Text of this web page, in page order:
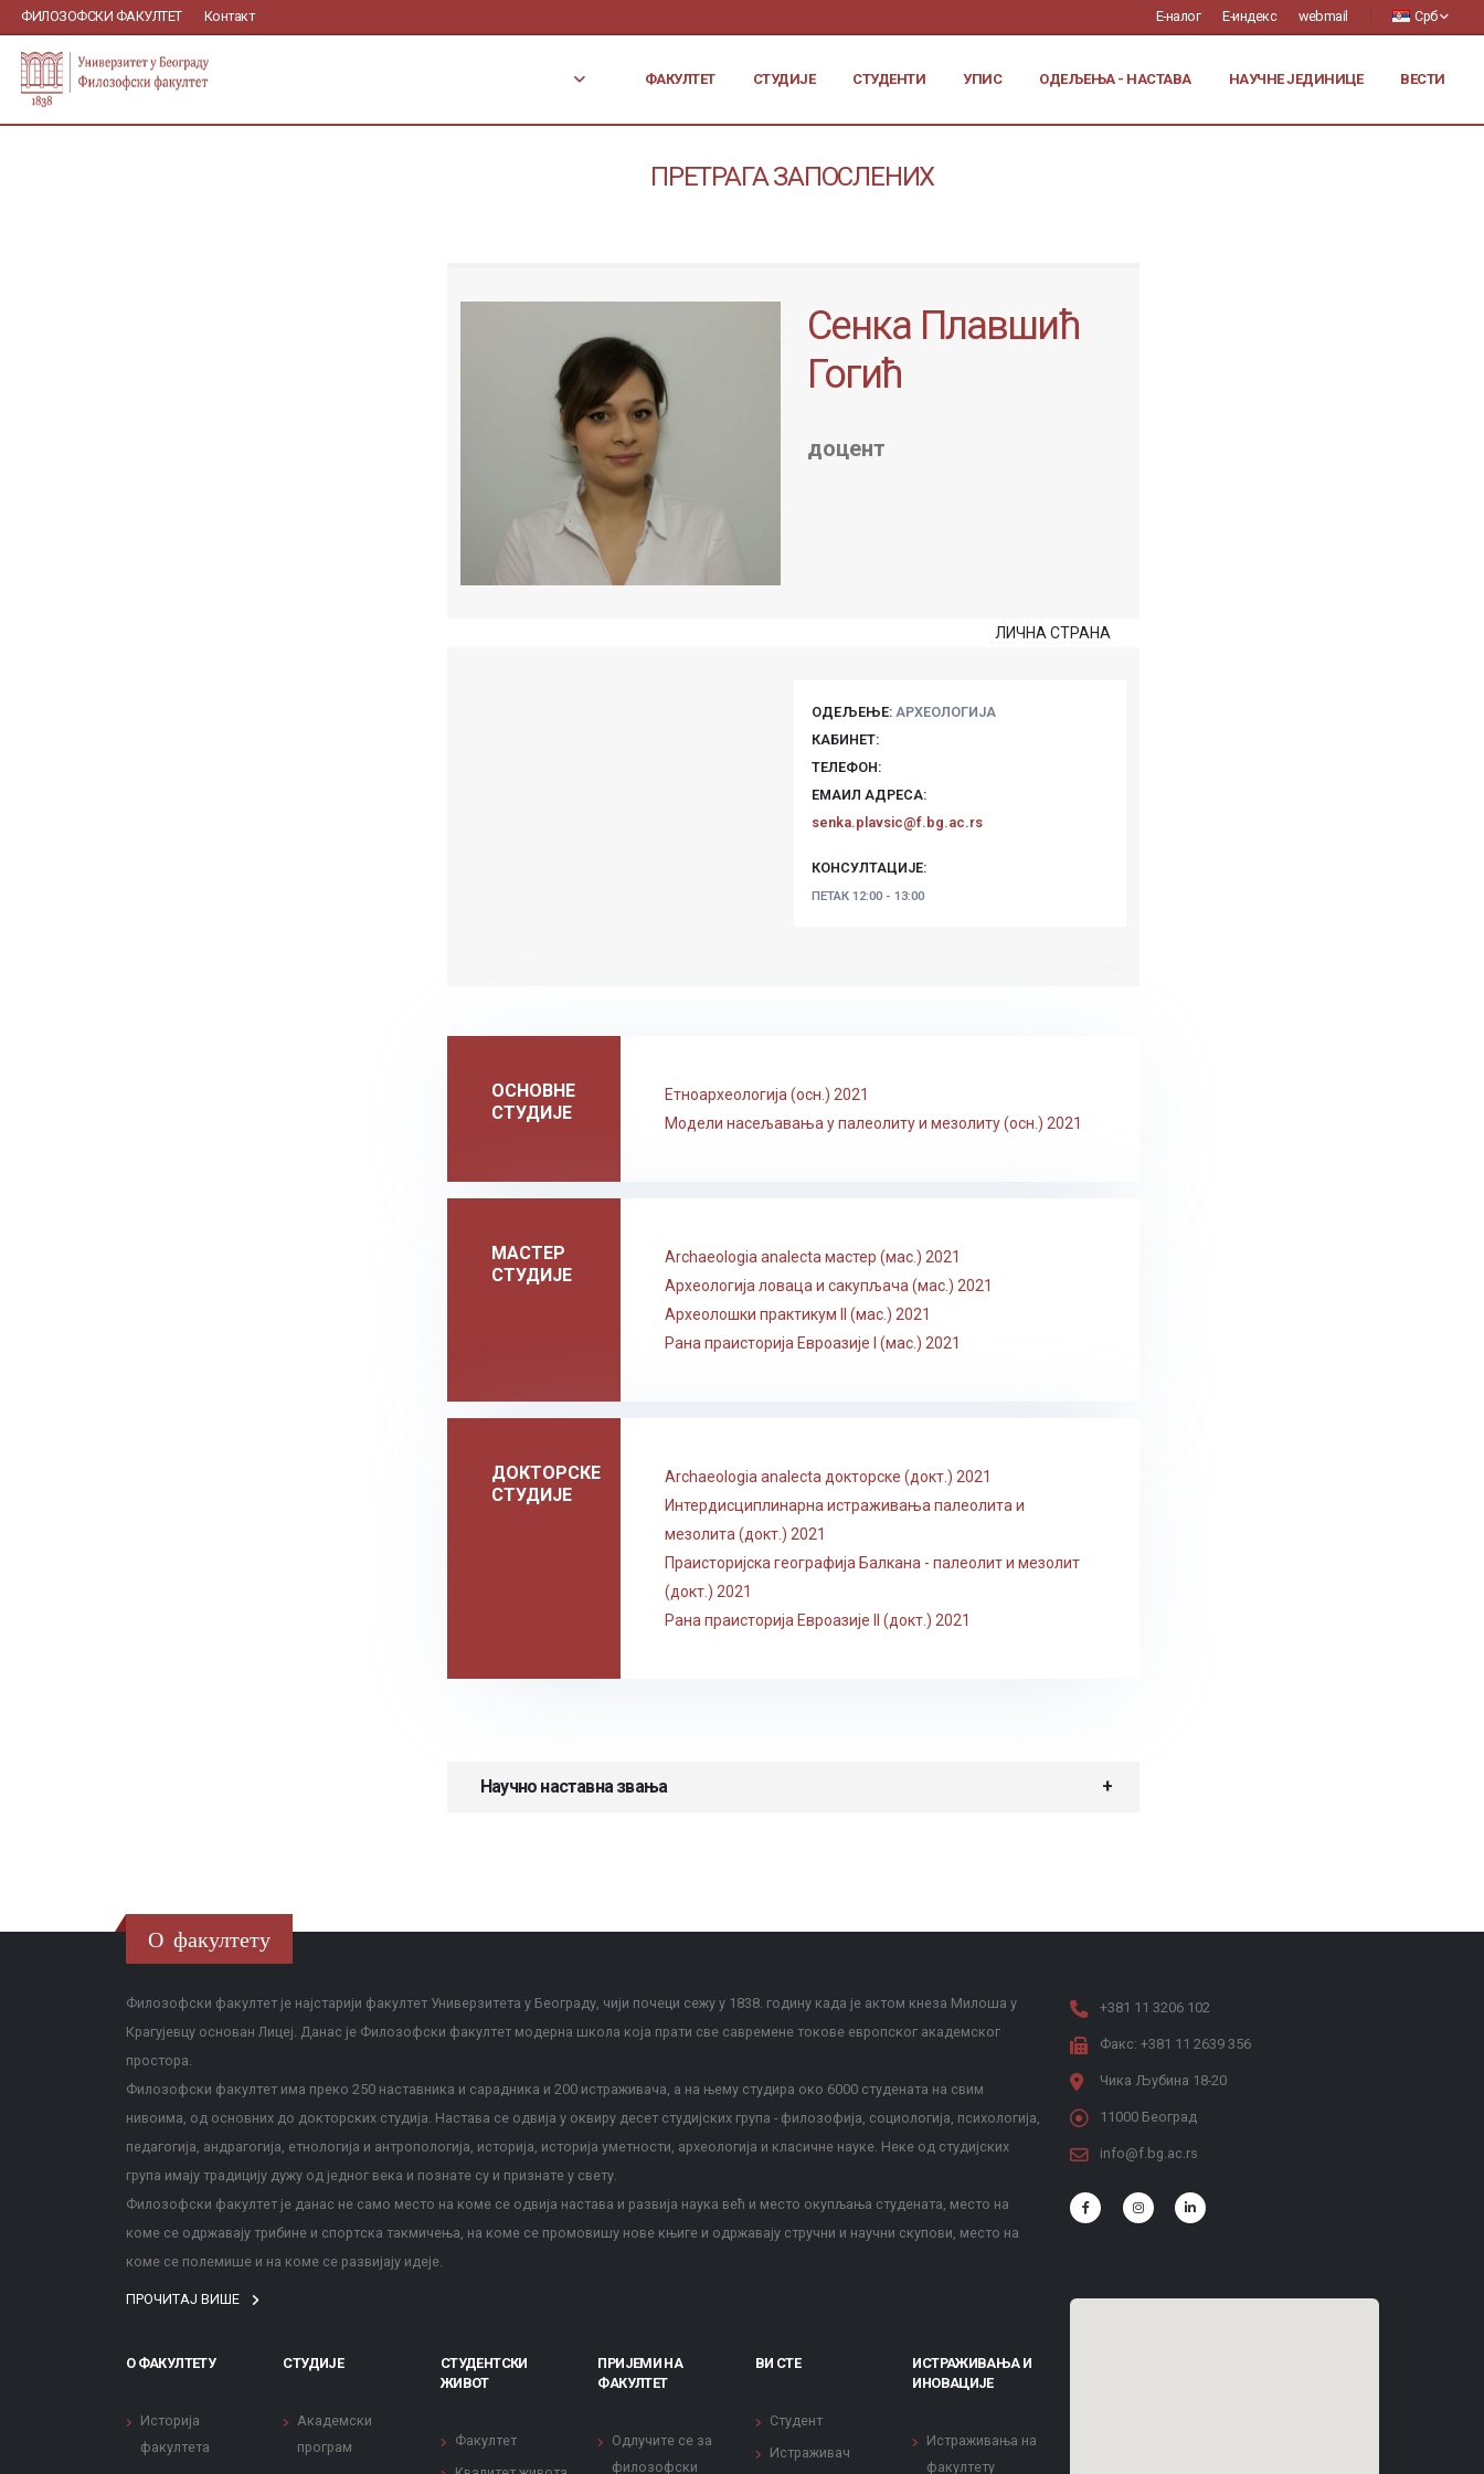
ФИЛОЗОФСКИ ФАКУЛТЕТ Контакт Е-налог Е-индекс webmail Срб
ФАКУЛТЕТ СТУДИЈЕ СТУДЕНТИ УПИС ОДЕЉЕЊА - НАСТАВА НАУЧНЕ ЈЕДИНИЦЕ ВЕСТИ
ПРЕТРАГА ЗАПОСЛЕНИХ
Сенка Плавшић
Гогић
доцент
ЛИЧНА СТРАНА
ОДЕЉЕЊЕ: АРХЕОЛОГИЈА
КАБИНЕТ:
ТЕЛЕФОН:
ЕМАИЛ АДРЕСА:
senka.plavsic@f.bg.ac.rs
КОНСУЛТАЦИЈЕ:
ПЕТАК 12:00 - 13:00
ОСНОВНЕ
СТУДИЈЕ
Етноархеологија (осн.) 2021
Модели насељавања у палеолиту и мезолиту (осн.) 2021
МАСТЕР
СТУДИЈЕ
Archaeologia analecta мастер (мас.) 2021
Археологија ловаца и сакупљача (мас.) 2021
Археолошки практикум II (мас.) 2021
Рана праисторија Евроазије I (мас.) 2021
ДОКТОРСКЕ
СТУДИЈЕ
Archaeologia analecta докторске (докт.) 2021
Интердисциплинарна истраживања палеолита и
мезолита (докт.) 2021
Праисторијска географија Балкана - палеолит и мезолит
(докт.) 2021
Рана праисторија Евроазије II (докт.) 2021
Научно наставна звања
О факултету
Филозофски факултет је најстарији факултет Универзитета у Београду, чији почеци сежу у 1838. годину када је актом кнеза Милоша у
Крагујевцу основан Лицеј. Данас је Филозофски факултет модерна школа која прати све савремене токове европског академског
простора.
Филозофски факултет има преко 250 наставника и сарадника и 200 истраживача, а на њему студира око 6000 студената на свим
нивоима, од основних до докторских студија. Настава се одвија у оквиру десет студијских група - филозофија, социологија, психологија,
педагогија, андрагогија, етнологија и антропологија, историја, историја уметности, археологија и класичне науке. Неке од студијских
група имају традицију дужу од једног века и познате су и признате у свету.
Филозофски факултет је данас не само место на коме се одвија настава и развија наука већ и место окупљања студената, место на
коме се одржавају трибине и спортска такмичења, на коме се промовишу нове књиге и одржавају стручни и научни скупови, место на
коме се полемише и на коме се развијају идеје.
ПРОЧИТАЈ ВИШЕ
О ФАКУЛТЕТУ
Историја
факултета
СТУДИЈЕ
Академски
програм
СТУДЕНТСКИ
ЖИВОТ
Факултет
ПРИЈЕМИ НА
ФАКУЛТЕТ
Одлучите се за
филозофски
ВИ СТЕ
Студент
Истраживач
ИСТРАЖИВАЊА И
ИНОВАЦИЈЕ
Истраживања на
факултету
+381 11 3206 102
Факс: +381 11 2639 356
Чика Љубина 18-20
11000 Београд
info@f.bg.ac.rs